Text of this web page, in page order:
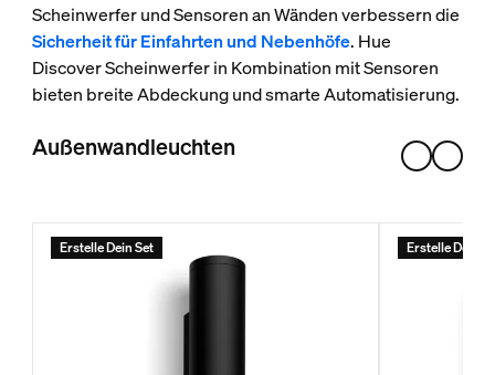
Scheinwerfer und Sensoren an Wänden verbessern die
Sicherheit für Einfahrten und Nebenhöfe. Hue
Discover Scheinwerfer in Kombination mit Sensoren
bieten breite Abdeckung und smarte Automatisierung.
Außenwandleuchten
Erstelle Dein Set Erstelle Dein